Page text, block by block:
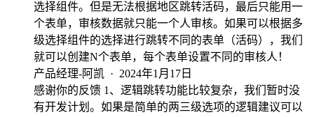
选择组件。但是无法根据地区跳转活码，最后只能用一
个表单，审核数据就只能一个人审核。如果可以根据多
级选择组件的选择进行跳转不同的表单（活码），我们
就可以创建N个表单，每个表单设置不同的审核人！
产品经理-阿凯 · 2024年1月17日
感谢你的反馈 1、逻辑跳转功能比较复杂，我们暂时没
有开发计划。如果是简单的两三级选项的逻辑建议可以